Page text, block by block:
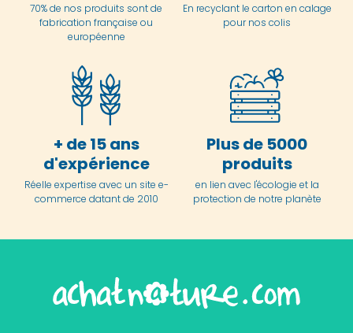
70% de nos produits sont de
fabrication française ou
européenne
En recyclant le carton en calage
pour nos colis
+ de 15 ans
d'expérience
Réelle expertise avec un site e-
commerce datant de 2010
Plus de 5000
produits
en lien avec l'écologie et la
protection de notre planète